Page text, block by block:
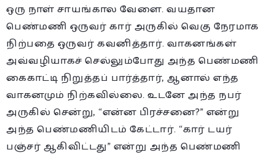
ஒரு நாள் சாயங்கால வேளை. வயதான
பெண்மணி ஒருவர் கார் அருகில் வெகு நேரமாக
நிற்பதை ‪ஒருவர்‬ கவனித்தார். வாகனங்கள்
அவ்வழியாகச் செல்லும்போது அந்த பெண்மணி
கைகாட்டி நிறுத்தப் பார்த்தார், ஆனால் எந்த
வாகனமும் நிற்கவில்லை. உடனே அந்த நபர்
அருகில் சென்று, “என்ன பிரச்சனை?” என்று
அந்த பெண்மணியிடம் கேட்டார். “கார் டயர்
பஞ்சர் ஆகிவிட்டது” என்று அந்த பெண்மணி